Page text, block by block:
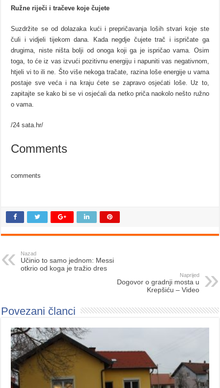
Ružne riječi i tračeve koje čujete
Suzdržite se od dolazaka kući i prepričavanja loših stvari koje ste
čuli i vidjeli tijekom dana. Kada negdje čujete trač i ispričate ga
drugima, niste ništa bolji od onoga koji ga je ispričao vama. Osim
toga, to će iz vas izvući pozitivnu energiju i napuniti vas negativnom,
htjeli vi to ili ne. Što više nekoga tračate, razina loše energije u vama
postaje sve veća i na kraju ćete se zapravo osjećati loše. Uz to,
zapitajte se kako bi se vi osjećali da netko priča naokolo nešto ružno
o vama.
/24 sata.hr/
Comments
comments
Nazad
Učinio to samo jednom: Messi
otkrio od koga je tražio dres
Naprijed
Dogovor o gradnji mosta u
Krepšiću – Video
Povezani članci